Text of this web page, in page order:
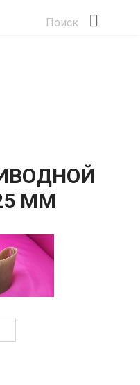
Поиск
ММ